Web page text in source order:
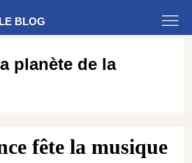
LE BLOG
planète de la
fête la musique